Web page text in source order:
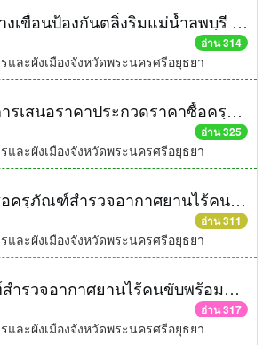
โครงการก่อสร้างเขื่อนป้องกันตลิ่งริมแม่น้ำลพบุรี หมู่ที่ 4 ตำบลบ้านใหม่ อำเภอบ่้านแพรก จังหวัดพระนครศรีอยุธยา ความยาวไม่น้อยกว่า 280 เมตร
อ่าน 314
และผังเมืองจังหวัดพระนครศรีอยุธยา
ประกาศผู้ชนะการเสนอราคาประกวดราคาซื้อครุภัณฑ์สำรวจอากาศยานไร้คนขับพร้อมโปรแกรมประมวลผลเพื่อจัดทำแผนที่ภาพถ่ายทางอากาศ จำนวน 1 ชุด ด้วยวิธีประกวดราคาอิเล็กทรอนิกส์ (e-bidding)
อ่าน 325
และผังเมืองจังหวัดพระนครศรีอยุธยา
ประกวดราคาซื้อครุภัณฑ์สำรวจอากาศยานไร้คนขับพร้อมโปรแกรมประมวลผลเพื่อจัดทำแผนที่ภาพถ่ายทางอากาศ จำนวน 1 ชุด ด้วยวิธีประกวดราคาอิเล็กทรอนิกส์ (e-bidding)
อ่าน 311
และผังเมืองจังหวัดพระนครศรีอยุธยา
การซื้อครุภัณฑ์สำรวจอากาศยานไร้คนขับพร้อมโปรแกรมประมวลผลเพื่อจัดทำแผนที่ภาพถ่ายทางอากาศ จำนวน 1 ชุด
อ่าน 317
และผังเมืองจังหวัดพระนครศรีอยุธยา